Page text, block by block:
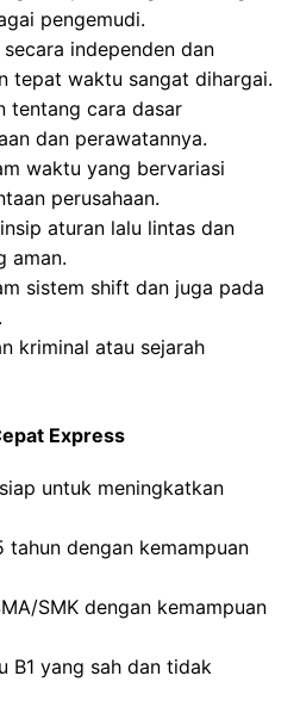
pengemudi.
independen dan
tepat waktu sangat dihargai.
tentang cara dasar
dan perawatannya.
waktu yang bervariasi
perusahaan.
aturan lalu lintas dan
aman.
sistem shift dan juga pada
kriminal atau sejarah
Express
untuk meningkatkan
tahun dengan kemampuan
SMK dengan kemampuan
B1 yang sah dan tidak